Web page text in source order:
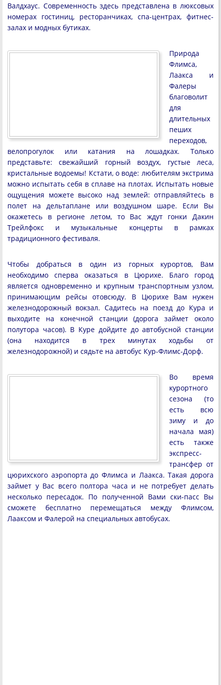
Валдхаус. Современность здесь представлена в люксовых
номерах гостиниц, ресторанчиках, спа-центрах, фитнес-
залах и модных бутиках.
Природа
Флимса,
Лаакса и
Фалеры
благоволит
для
длительных
пеших
переходов,
велопрогулок или катания на лошадках. Только
представьте: свежайший горный воздух, густые леса,
кристальные водоемы! Кстати, о воде: любителям экстрима
можно испытать себя в сплаве на плотах. Испытать новые
ощущения можете высоко над землей: отправляйтесь в
полет на дельтаплане или воздушном шаре. Если Вы
окажетесь в регионе летом, то Вас ждут гонки Дакин
Трейлфокс и музыкальные концерты в рамках
традиционного фестиваля.
Чтобы добраться в один из горных курортов, Вам
необходимо сперва оказаться в Цюрихе. Благо город
является одновременно и крупным транспортным узлом,
принимающим рейсы отовсюду. В Цюрихе Вам нужен
железнодорожный вокзал. Садитесь на поезд до Кура и
выходите на конечной станции (дорога займет около
полутора часов). В Куре дойдите до автобусной станции
(она находится в трех минутах ходьбы от
железнодорожной) и сядьте на автобус Кур-Флимс-Дорф.
Во время
курортного
сезона (то
есть всю
зиму и до
начала мая)
есть также
экспресс-
трансфер от
цюрихского аэропорта до Флимса и Лаакса. Такая дорога
займет у Вас всего полтора часа и не потребует делать
несколько пересадок. По полученной Вами ски-пасс Вы
сможете бесплатно перемещаться между Флимсом,
Лааксом и Фалерой на специальных автобусах.